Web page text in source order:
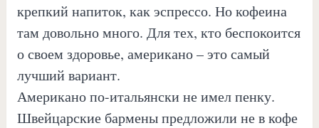
крепкий напиток, как эспрессо. Но кофеина
там довольно много. Для тех, кто беспокоится
о своем здоровье, американо – это самый
лучший вариант.
Американо по-итальянски не имел пенку.
Швейцарские бармены предложили не в кофе